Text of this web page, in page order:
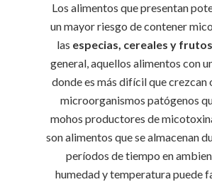
Los alimentos que presentan
un mayor riesgo de contener
las especias, cereales y
general, aquellos alimentos con
donde es más difícil que
microorganismos patógenos
mohos productores de
son alimentos que se almacenan
períodos de tiempo en
humedad y temperatura puede